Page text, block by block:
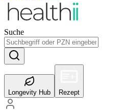
Suche
Longevity Hub Rezept